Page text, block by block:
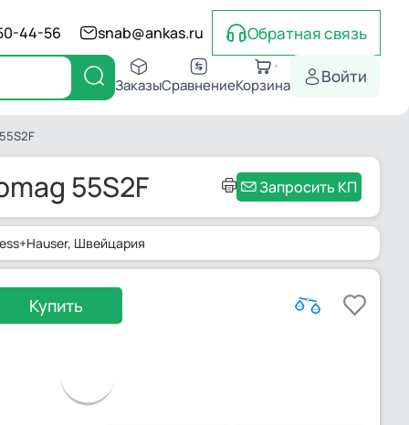
44-56 snab@ankas.ru Обратная связь
ЗаказыСравнениеКорзина Войти
55S2F Запросить КП
, Швейцария
Купить